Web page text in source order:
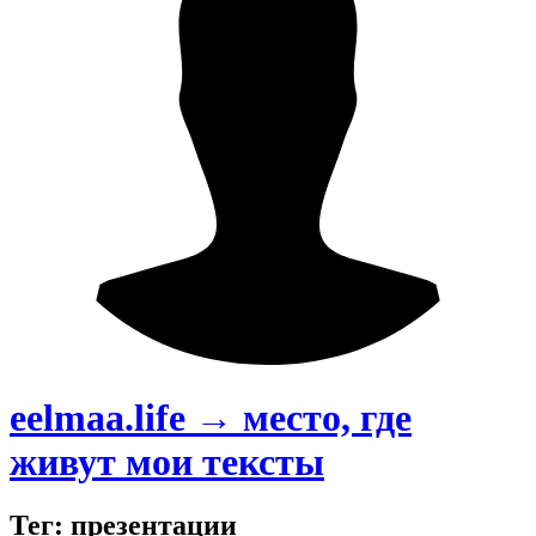
eelmaa.life → место, где
живут мои тексты
Тег: презентации